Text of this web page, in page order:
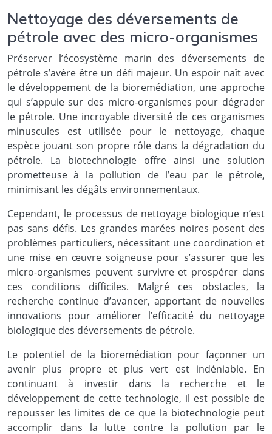
Nettoyage des déversements de
pétrole avec des micro-organismes
Préserver l’écosystème marin des déversements de
pétrole s’avère être un défi majeur. Un espoir naît avec
le développement de la bioremédiation, une approche
qui s’appuie sur des micro-organismes pour dégrader
le pétrole. Une incroyable diversité de ces organismes
minuscules est utilisée pour le nettoyage, chaque
espèce jouant son propre rôle dans la dégradation du
pétrole. La biotechnologie offre ainsi une solution
prometteuse à la pollution de l’eau par le pétrole,
minimisant les dégâts environnementaux.
Cependant, le processus de nettoyage biologique n’est
pas sans défis. Les grandes marées noires posent des
problèmes particuliers, nécessitant une coordination et
une mise en œuvre soigneuse pour s’assurer que les
micro-organismes peuvent survivre et prospérer dans
ces conditions difficiles. Malgré ces obstacles, la
recherche continue d’avancer, apportant de nouvelles
innovations pour améliorer l’efficacité du nettoyage
biologique des déversements de pétrole.
Le potentiel de la bioremédiation pour façonner un
avenir plus propre et plus vert est indéniable. En
continuant à investir dans la recherche et le
développement de cette technologie, il est possible de
repousser les limites de ce que la biotechnologie peut
accomplir dans la lutte contre la pollution par le